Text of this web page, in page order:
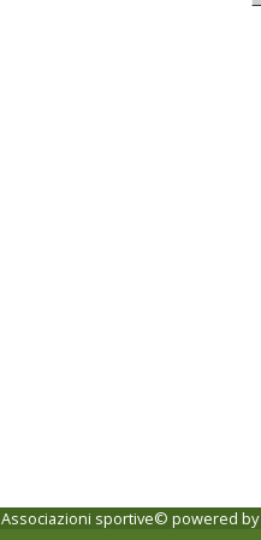
Associazioni sportive© powered by